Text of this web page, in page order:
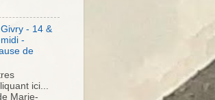
- 14 &
-
de
ici...
Marie-